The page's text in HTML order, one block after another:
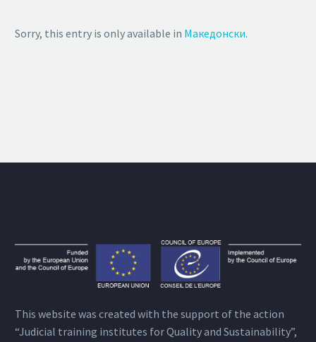
Sorry, this entry is only available in Македонски.
This website was created with the support of the action
“Judicial training institutes for Quality and Sustainability”,